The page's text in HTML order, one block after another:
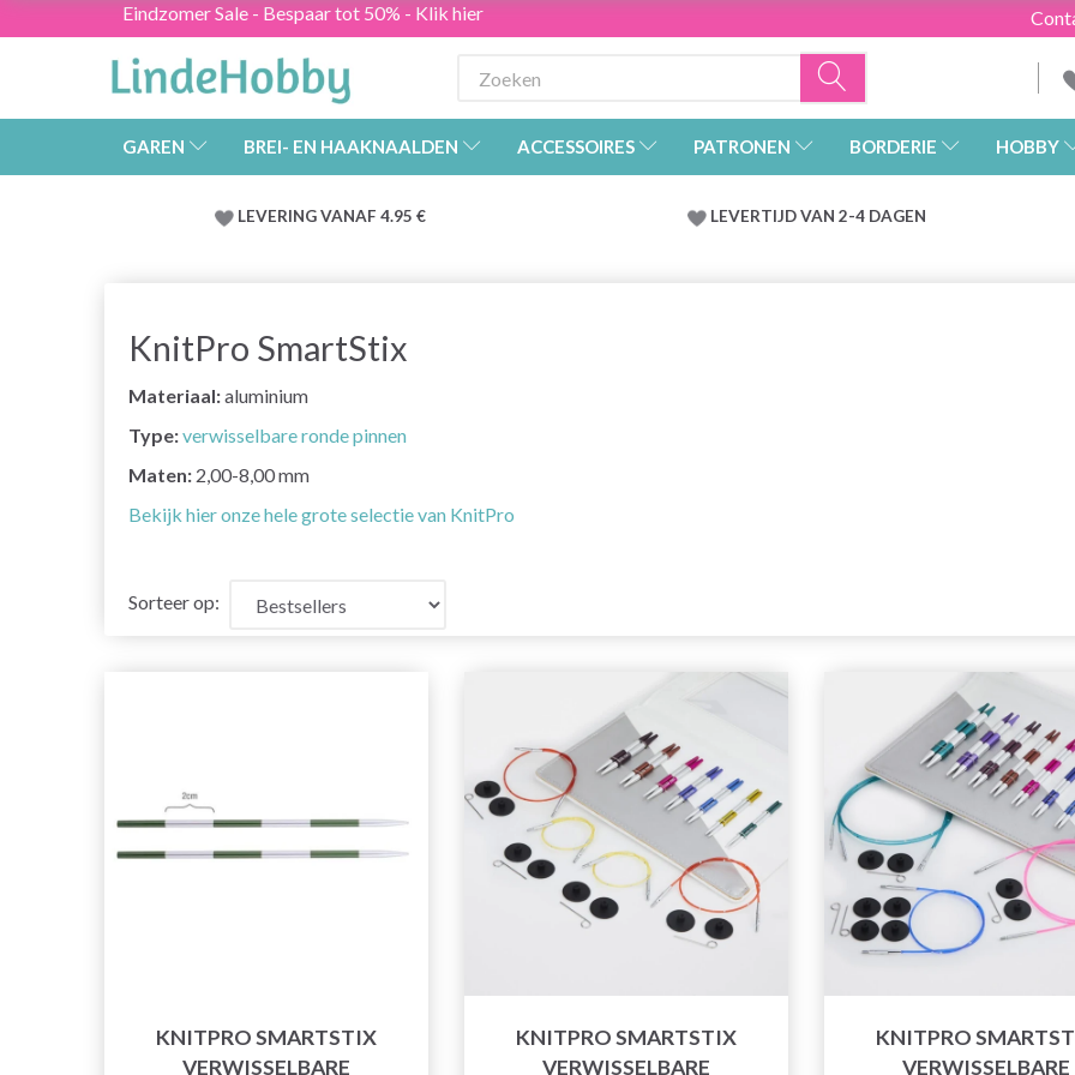
Eindzomer Sale - Bespaar tot 50% - Klik hier
GAREN BREI- EN HAAKNAALDEN ACCESSOIRES PATRONEN BORDERIE HOBBY
LEVERING VANAF 4.95 € LEVERTIJD VAN 2-4 DAGEN
KnitPro SmartStix
Materiaal:aluminium
Type:verwisselbare ronde pinnen
Maten: 2,00-8,00 mm
Bekijk hier onze hele grote selectie van KnitPro
Sorteer op:
KNITPRO SMARTSTIX
VERWISSELBARE
KNITPRO SMARTSTIX
VERWISSELBARE
KNITPRO
VERWISSELBARE